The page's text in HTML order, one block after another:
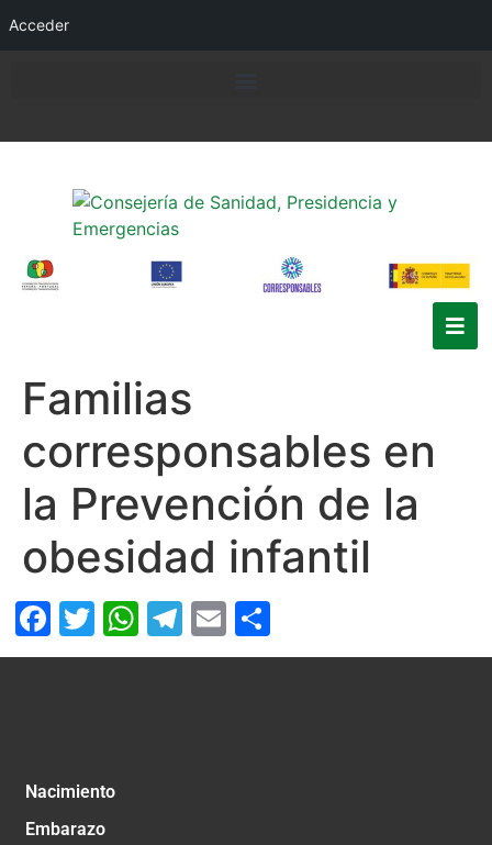
Acceder
Familias
corresponsables en
la Prevención de la
obesidad infantil
Facebook
Twitter
WhatsApp
Telegram
Email
Nacimiento
Embarazo